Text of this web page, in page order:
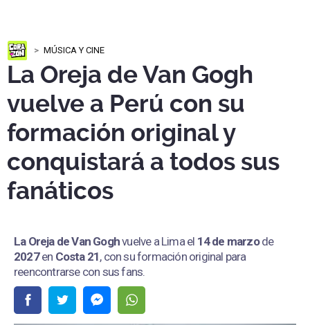
MÚSICA Y CINE
La Oreja de Van Gogh
vuelve a Perú con su
formación original y
conquistará a todos sus
fanáticos
La Oreja de Van Goghvuelve a Lima el 14 de marzode
2027en Costa 21, con su formación original para
reencontrarse con sus fans.